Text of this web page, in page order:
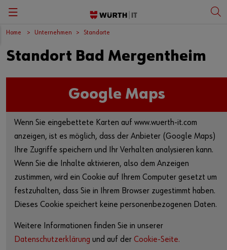
Zurück
IT-Gruppe
Vision & Mission
Zurück
SAP Business Solutions
Würth Global Services
Data Center & Infrastructure
Service Management
Microsoft Dynamics ERP & CRM
Market
Zurück
Compliance
Zurück
Deutsch
Home Unternehmen Standorte
Standort Bad Mergentheim
Google Maps
Wenn Sie eingebettete Karten auf www.wuerth-it.com
anzeigen, ist es möglich, dass der Anbieter (Google Maps)
Ihre Zugriffe speichern und Ihr Verhalten analysieren kann.
Wenn Sie die Inhalte aktivieren, also dem Anzeigen
zustimmen, wird ein Cookie auf Ihrem Computer gesetzt um
festzuhalten, dass Sie in Ihrem Browser zugestimmt haben.
Dieses Cookie speichert keine personenbezogenen Daten.
Weitere Informationen finden Sie in unserer
Datenschutzerklärung und auf der Cookie-Seite.